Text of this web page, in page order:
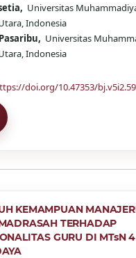
Universitas
Indonesia
Universitas
Indonesia
doi.org/10.47353/
KEMAMPUAN
TERHADAP
GURU DI MTsN